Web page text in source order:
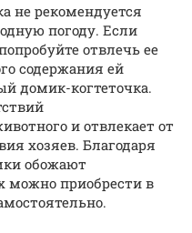
не рекомендуется
погоду. Если
отвлечь ее
содержания ей
домик-когтеточка.
и отвлекает от
хозяев. Благодаря
обожают
можно приобрести в